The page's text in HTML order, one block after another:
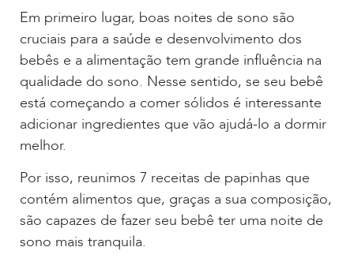
Em primeiro lugar, boas noites de sono são
cruciais para a saúde e desenvolvimento dos
bebês e a alimentação tem grande influência na
qualidade do sono. Nesse sentido, se seu bebê
está começando a comer sólidos é interessante
adicionar ingredientes que vão ajudá-lo a dormir
melhor.
Por isso, reunimos 7 receitas de papinhas que
contém alimentos que, graças a sua composição,
são capazes de fazer seu bebê ter uma noite de
sono mais tranquila.